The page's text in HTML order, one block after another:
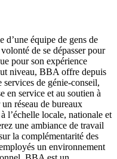
équipe de gens de
de se dépasser pour
pour son expérience
niveau, BBA offre depuis
services de génie-conseil,
en service et au soutien à
réseau de bureaux
l’échelle locale, nationale et
une ambiance de travail
la complémentarité des
un environnement